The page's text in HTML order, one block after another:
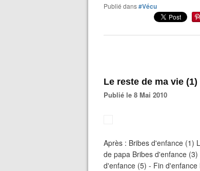
Publié dans#Vécu
Le reste de ma vie
Publié le 8 Mai 2010
Après : Bribes d'enfance (1)
de papa Bribes d'enfance
d'enfance (5) - Fin